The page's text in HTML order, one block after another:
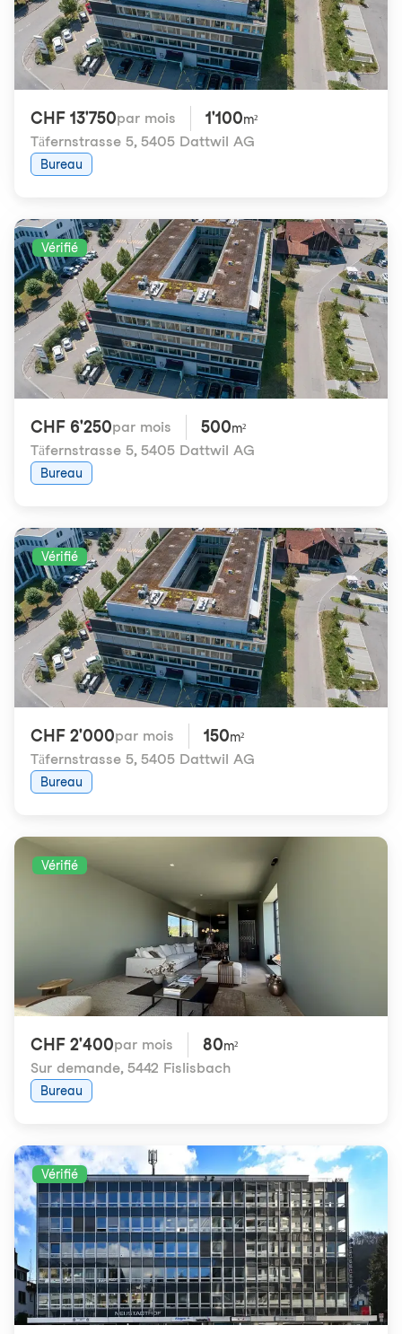
CHF 13'750par mois 1'100m²
Täfernstrasse 5, 5405 Dattwil AG
Bureau
Vérifié
CHF 6'250par mois 500m²
Täfernstrasse 5, 5405 Dattwil AG
Bureau
Vérifié
CHF 2'000par mois 150m²
Täfernstrasse 5, 5405 Dattwil AG
Bureau
Vérifié
CHF 2'400par mois 80m²
Sur demande, 5442 Fislisbach
Bureau
Vérifié